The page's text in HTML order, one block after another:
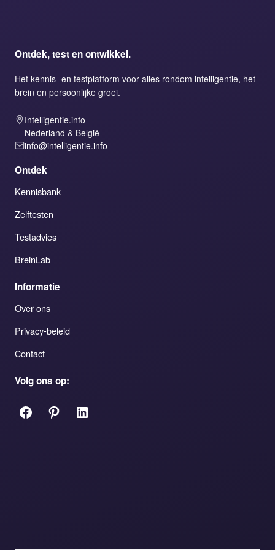
Ontdek, test en ontwikkel.
Het kennis- en testplatform voor alles rondom intelligentie, het
brein en persoonlijke groei.
Intelligentie.info
Nederland & België
info@intelligentie.info
Ontdek
Kennisbank
Zelftesten
Testadvies
BreinLab
Informatie
Over ons
Privacy-beleid
Contact
Volg ons op:
Facebook
PinterestLinkedIn